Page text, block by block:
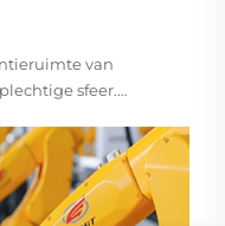
van
sfeer.
en
om...